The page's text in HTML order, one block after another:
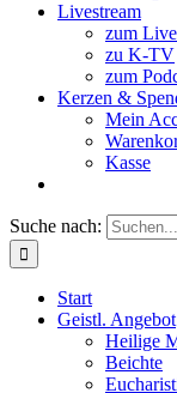
Livestream
zum
zu K-TV
zum
Kerzen &
Mein
Kasse
Suche nach:
Start
Geistl. Angebot
Heilige
Beichte